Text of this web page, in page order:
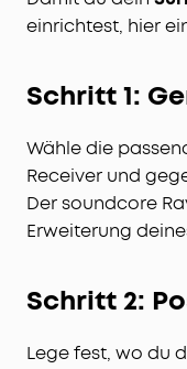
einrichtest, hier
Schritt 1:
Wähle die
Receiver und
Der soundcore
Erweiterung
Schritt 2:
Lege fest, wo du